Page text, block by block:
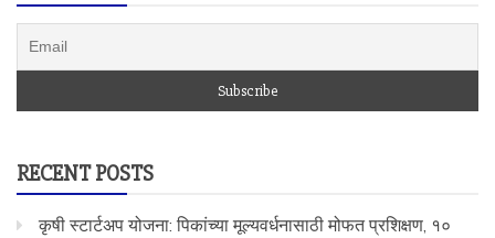
RECENT POSTS
कृषी स्टार्टअप योजना: पिकांच्या मूल्यवर्धनासाठी मोफत प्रशिक्षण, १०